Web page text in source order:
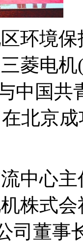
环境
菱电
中国
北京
中心
株式
司董事